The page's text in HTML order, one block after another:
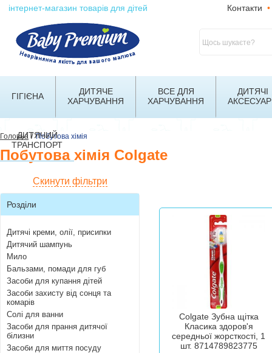
інтернет-магазин товарів для дітей Контакти •
ГІГІЄНА
ДИТЯЧЕ
ХАРЧУВАННЯ
ВСЕ ДЛЯ
ХАРЧУВАННЯ
ДИТЯЧІ
ДИТЯЧИЙ
ТРАНСПОРТ
Головна/Побутова хімія
Побутова хімія Colgate
Скинути фільтри
Розділи
Дитячі креми, олії, присипки
Дитячий шампунь
Мило
Бальзами, помади для губ
Засоби для купання дітей
Засоби захисту від сонця та
комарів
Солі для ванни
Засоби для прання дитячої
білизни
Засоби для миття посуду
Colgate Зубна щітка
Класика здоров'я
середньої жорсткості, 1
шт. 8714789823775